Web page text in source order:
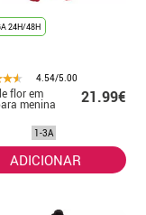
24H/48H
4.54/5.00
flor em
menina 21.99€
1-3A
ADICIONAR